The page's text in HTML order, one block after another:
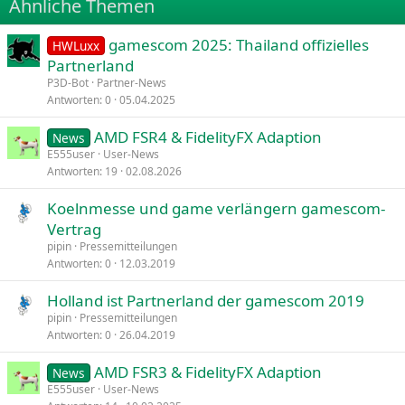
26
Trebuchet MS
Verdana
Ähnliche Themen
HWLuxx gamescom 2025: Thailand offizielles
Partnerland
P3D-Bot Partner-News
Antworten 0 05.04.2025
News AMD FSR4 & FidelityFX Adaption
E555user User-News
Antworten 19 02.08.2026
Koelnmesse und game verlängern gamescom-
Vertrag
pipin Pressemitteilungen
Antworten 0 12.03.2019
Holland ist Partnerland der gamescom 2019
pipin Pressemitteilungen
Antworten 0 26.04.2019
News AMD FSR3 & FidelityFX Adaption
E555user User-News